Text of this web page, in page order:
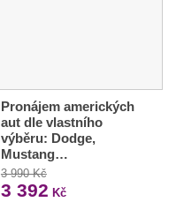
Pronájem amerických
aut dle vlastního
výběru: Dodge,
Mustang…
3 990 Kč
3 392 Kč